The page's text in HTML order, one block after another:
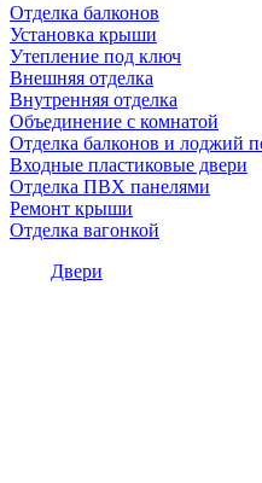
Отделка балконов
Установка крыши
Утепление под ключ
Внешняя отделка
Внутренняя отделка
Объединение с комнатой
Отделка балконов и лоджий
Входные пластиковые двери
Отделка ПВХ панелями
Ремонт крыши
Отделка вагонкой
Двери